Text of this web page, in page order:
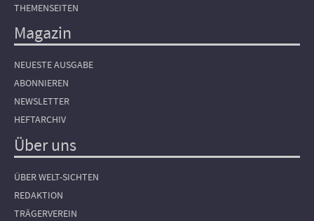
THEMENSEITEN
Magazin
NEUESTE AUSGABE
ABONNIEREN
NEWSLETTER
HEFTARCHIV
Über uns
ÜBER WELT-SICHTEN
REDAKTION
TRÄGERVEREIN